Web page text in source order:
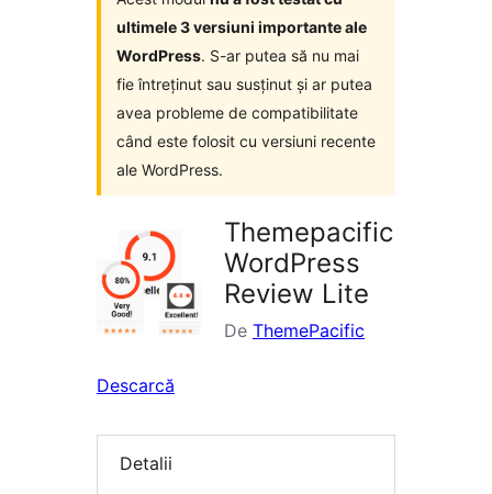
ultimele 3 versiuni importante ale
WordPress. S-ar putea să nu mai
fie întreținut sau susținut și ar putea
avea probleme de compatibilitate
când este folosit cu versiuni recente
ale WordPress.
Themepacific
WordPress
Review Lite
De ThemePacific
Descarcă
Detalii